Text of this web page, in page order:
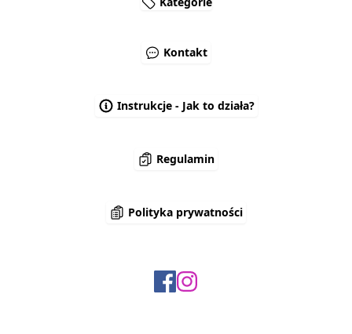
Kontakt
Instrukcje - Jak to działa?
Regulamin
Polityka prywatności